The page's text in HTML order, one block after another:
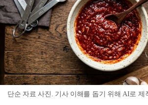
단순 자료 사진. 기사 이해를 돕기 위해 AI로 제